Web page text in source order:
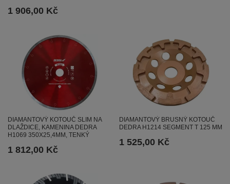
1 906,00 Kč
DIAMANTOVÝ KOTOUČ SLIM NA
DLAŽDICE, KAMENINA DEDRA
H1069 350X25,4MM, TENKÝ
1 812,00 Kč
DIAMANTOVÝ BRUSNÝ KOTOUČ
DEDRA H1214 SEGMENT T 125 MM
1 525,00 Kč